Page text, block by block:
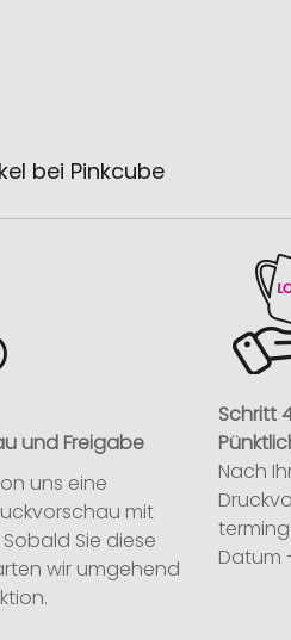
bei Pinkcube
und Freigabe
uns eine
mit
Sie diese
wir umgehend
Schritt
Nach
Datum